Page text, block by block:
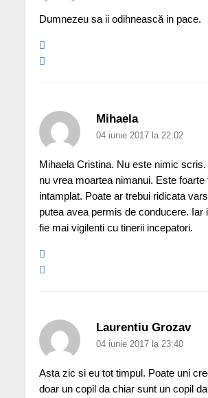
Dumnezeu sa ii odihnească in pace.
Mihaela
04 iunie 2017 la 22:02
Mihaela Cristina. Nu este nimic
nu vrea moartea nimanui. Este
intamplat. Poate ar trebui ridicata
putea avea permis de conducere. Iar
fie mai vigilenti cu tinerii incepatori.
Laurentiu Grozav
04 iunie 2017 la 23:40
Asta zic si eu tot timpul. Poate uni
doar un copil da chiar sunt un copil